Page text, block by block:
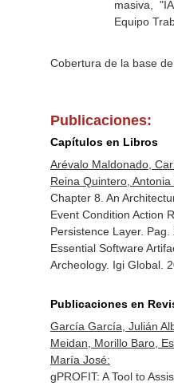
masiva,
Equipo
Cobertura de la base
Publicaciones:
Capítulos en Libros
Arévalo Maldonado,
Reina Quintero,
Chapter 8. An
Event Condition Action
Persistence Layer. Pag.
Essential Software
Archeology. Igi Global.
Publicaciones en
García García, Julián
Meidan, Morillo Baro,
María José:
gPROFIT: A Tool to